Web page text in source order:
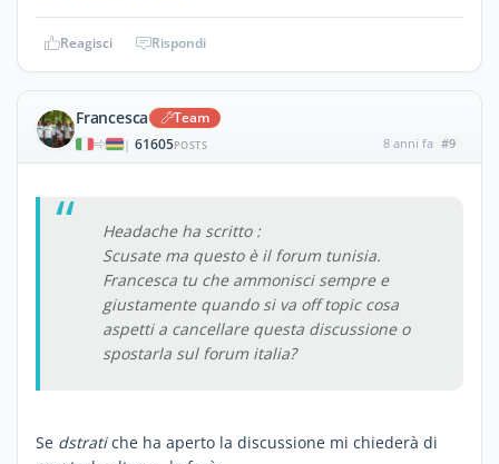
Reagisci Rispondi
Francesca Team
| 61605POSTS 8 anni fa #9
Headache ha scritto :
Scusate ma questo è il forum tunisia.
Francesca tu che ammonisci sempre e
giustamente quando si va off topic cosa
aspetti a cancellare questa discussione o
spostarla sul forum italia?
Se dstratiche ha aperto la discussione mi chiederà di